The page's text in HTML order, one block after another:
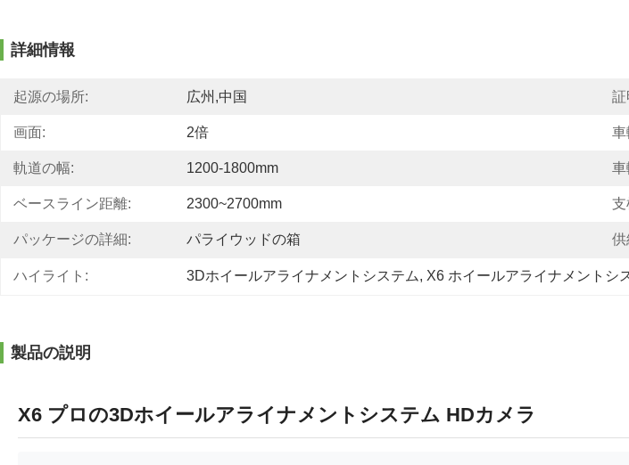
詳細情報
起源の場所: 広州,中国 証
画面: 2倍 車
軌道の幅: 1200-1800mm 車
ベースライン距離: 2300~2700mm 支
パッケージの詳細: パライウッドの箱 供
ハイライト: 3Dホイールアライナメントシステム, X6 ホイールアライナメントシ
製品の説明
X6 プロの3Dホイールアライナメントシステム HDカメラ